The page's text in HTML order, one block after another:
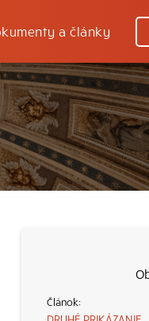
a články